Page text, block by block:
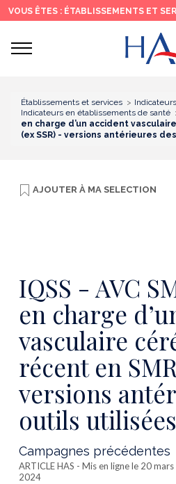
Recherche
Menu
principal
Contenu
principal
VOUS ÊTES : ÉTABLISSEMENTS ET
Ouvrir
Établissements et services
Indicateurs
Indicateurs en établissements de santé
en charge d’un accident
(ex SSR) - versions antérieures
AJOUTER À MA SELECTION
IQSS - AVC
en charge
vasculaire
récent en
versions
outils utilisées
Campagnes précédentes
ARTICLE HAS - Mis en ligne le 20
2024